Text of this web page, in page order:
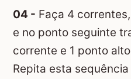
04 - Faça 4
e no ponto seguinte
corrente e 1 ponto
Repita esta